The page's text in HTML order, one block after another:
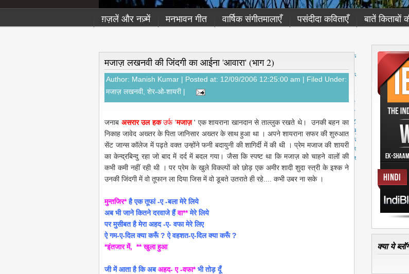
ग़ज़लें और नज़्में मनभावन गीत वार्षिक संगीतमालाएँ पसंदीदा कविताएँ बातें किताबों
मजाज़ लखनवी की जिंदगी का आईना 'आवारा' (भाग 2)
Author: Manish Kumar | Posted at: 12/09/2006 12:25:00 am | Filed Under:
मजाज़ लखनवी, शेर-ओ-शायरी |
जनाब असरार उल हकउर्फ 'मजाज़' एक शायराना खानदान से ताल्लुक रखते थे। उनकी बहन का
निकाह जावेद अख्तर के पिता जानिसार अख्तर के साथ हुआ था । अपने शायराना सफर की शुरुआत
सेंट जान्स कॉलेज में पढ़ते वक्त उन्होंने फनी बदायुनी की शागिर्दी में की थी । प्रेम मजाज की शायरी
का केन्द्रबिन्दु रहा जो बाद में दर्द में बदल गया। जैसा कि स्पष्ट था कि मजाज़ को चाहने वालों की
कभी कमी नहीं रही थी । पर प्रेम के खुले विकल्पों को छोड़ एक अमीर शादी शुदा स्त्री के इश्क ने
उनकी जिंदगी में वो तूफान ला दिया जिस में वो डूबते उतराते ही रहे.... कभी उबर ना सके ।
मुन्तजिर*है एक तूफां -ए -बला मेरे लिये
अब भी जाने कितने दरवाजे हैंवा**मेरे लिये
पर मुसीबत है मेरा अहद -ए- वफा मेरे लिए
ऐ गम-ए-दिल क्या करूँ ? ऐ वहशत-ए-दिल क्या करूँ ?
*इंतजार में, ** खुला हुआ
जी में आता है कि अबअहद- ए -वफा*भी तोड़ दूँ
नई
स्ट
नी
पो
स्ट
मु
ख्य
पृ
ष्ठ
क्या ये